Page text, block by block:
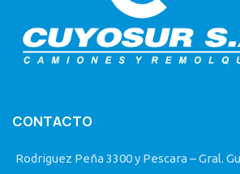
CONTACTO
Rodriguez Peña 3300 y Pescara – Gral.